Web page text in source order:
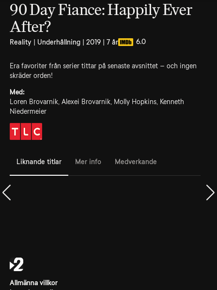
90 Day Fiance: Happily Ever
After?
Reality | Underhållning | 2019 | 7 år 6.0
Era favoriter från serier tittar på senaste avsnittet – och ingen
skräder orden!
Med:
Loren Brovarnik, Alexei Brovarnik, Molly Hopkins, Kenneth
Niedermeier
Liknande titlar Mer info Medverkande
Allmänna villkor